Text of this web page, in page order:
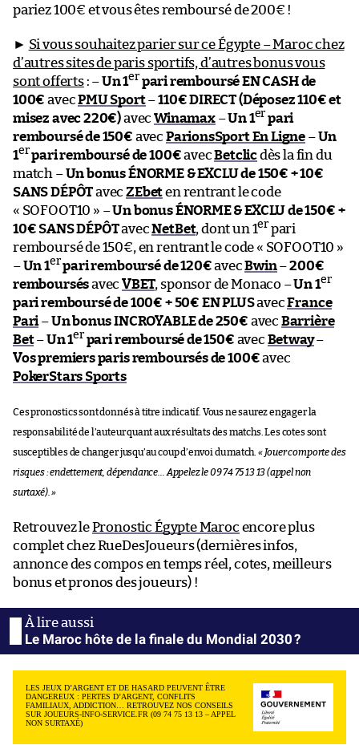
pariez 100€ et vous êtes remboursé de 200€ !
► Si vous souhaitez parier sur ce Égypte – Maroc chez
d’autres sites de paris sportifs, d’autres bonus vous
sont offerts: –Un 1er pari remboursé EN CASH de
100€ avecPMU Sport–110€ DIRECT (Déposez 110€ et
misez avec 220€)avecWinamax–Un 1er pari
remboursé de 150€ avec ParionsSport En Ligne –Un
1erpari remboursé de 100€avecBetclicdès la fin du
match –Un bonus ÉNORME & EXCLU de 150€ + 10€
SANS DÉPÔTavecZEbeten rentrant le code
« SOFOOT10 » –Un bonus ÉNORME & EXCLU de 150€ +
10€ SANS DÉPÔTavecNetBet, dont un 1er pari
remboursé de 150€, en rentrant le code « SOFOOT10 »
–Un 1erpari remboursé de 120€avecBwin–200€
remboursésavecVBET, sponsor de Monaco –Un 1er
pari remboursé de 100€ + 50€ EN PLUSavecFrance
Pari–Un bonus INCROYABLE de 250€ avec Barrière
Bet–Un 1er pari remboursé de 150€ avec Betway–
Vos premiers paris remboursés de 100€avec
PokerStars Sports
Ces pronostics sont donnés à titre indicatif. Vous ne saurez engager la
responsabilité de l’auteur quant aux résultats des matchs. Les cotes sont
susceptibles de changer jusqu’au coup d’envoi du match. « Jouer comporte des
risques : endettement, dépendance… Appelez le 09 74 75 13 13 (appel non
surtaxé). »
Retrouvez lePronostic Égypte Maroc encore plus
complet chez RueDesJoueurs (dernières infos,
annonce des compos en temps réel, cotes, meilleurs
bonus et pronos des joueurs) !
Le Maroc hôte de la finale du Mondial 2030 ?
LES JEUX D’ARGENT ET DE HASARD PEUVENT ÊTRE
DANGEREUX : PERTES D’ARGENT, CONFLITS
FAMILIAUX, ADDICTION… RETROUVEZ NOS CONSEILS
SUR JOUEURS-INFO-SERVICE.FR (09 74 75 13 13 – APPEL
NON SURTAXÉ)